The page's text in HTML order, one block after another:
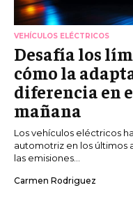
VEHÍCULOS ELÉCTRICOS
Desafía los
cómo la
diferencia en
mañana
Los vehículos eléctricos
automotriz en los últimos
las emisiones...
Carmen Rodriguez